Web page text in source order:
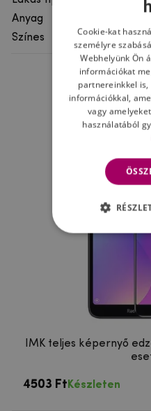
Anyag
Színes
Ne
IMK teljes képernyő
4503 Ft Készleten
Cookie-kat
személyre
Webhelyünk Ön
információkat
partnereinkkel
információkkal,
vagy
használatából